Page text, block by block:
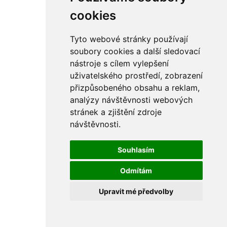
cookies
Tyto webové stránky používají
soubory cookies a další sledovací
nástroje s cílem vylepšení
uživatelského prostředí, zobrazení
přizpůsobeného obsahu a reklam,
analýzy návštěvnosti webových
stránek a zjištění zdroje
návštěvnosti.
Souhlasím
Odmítám
Upravit mé předvolby